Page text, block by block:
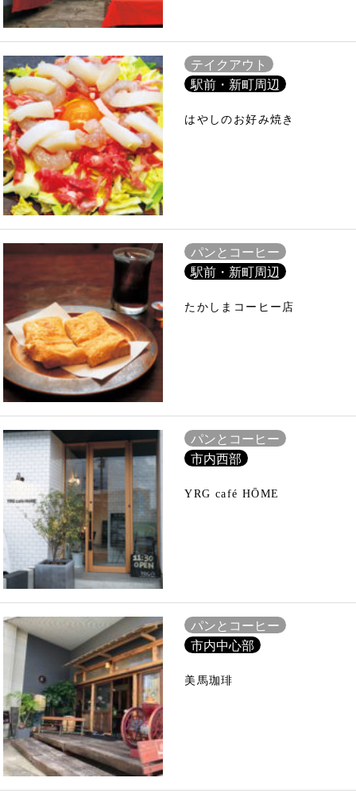
テイクアウト
駅前・新町周辺
はやしのお好み焼き
パンとコーヒー
駅前・新町周辺
たかしまコーヒー店
パンとコーヒー
市内西部
YRG café HŌME
パンとコーヒー
市内中心部
美馬珈琲